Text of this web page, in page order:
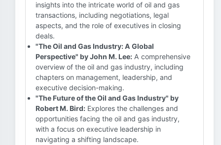
insights into the intricate world of oil and gas
transactions, including negotiations, legal
aspects, and the role of executives in closing
deals.
"The Oil and Gas Industry: A Global
Perspective" by John M. Lee: A comprehensive
overview of the oil and gas industry, including
chapters on management, leadership, and
executive decision-making.
"The Future of the Oil and Gas Industry" by
Robert M. Bird: Explores the challenges and
opportunities facing the oil and gas industry,
with a focus on executive leadership in
navigating a shifting landscape.